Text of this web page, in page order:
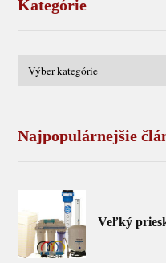
Kategórie
Najpopulárnejšie
Veľký